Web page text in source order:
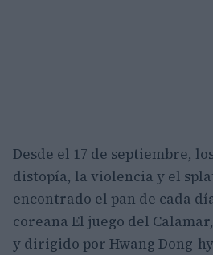
Desde el 17 de septiembre,
distopía, la violencia y el
encontrado el pan de cada
coreana El juego del
y dirigido por Hwang Dong-